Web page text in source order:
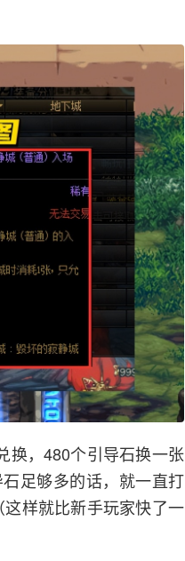
换，480个引导石换一张
足够多的话，就一直打
样就比新手玩家快了一